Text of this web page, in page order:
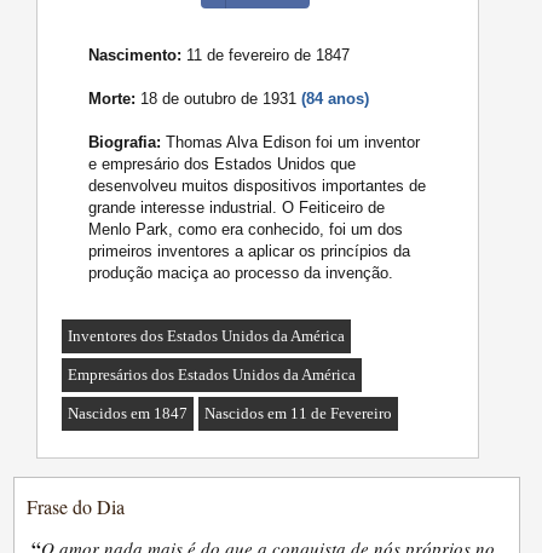
Nascimento: 11 de fevereiro de 1847
Morte: 18 de outubro de 1931(84 anos)
Biografia: Thomas Alva Edison foi um inventor
e empresário dos Estados Unidos que
desenvolveu muitos dispositivos importantes de
grande interesse industrial. O Feiticeiro de
Menlo Park, como era conhecido, foi um dos
primeiros inventores a aplicar os princípios da
produção maciça ao processo da invenção.
Inventores dos Estados Unidos da América
Empresários dos Estados Unidos da América
Nascidos em 1847 Nascidos em 11 de Fevereiro
Frase do Dia